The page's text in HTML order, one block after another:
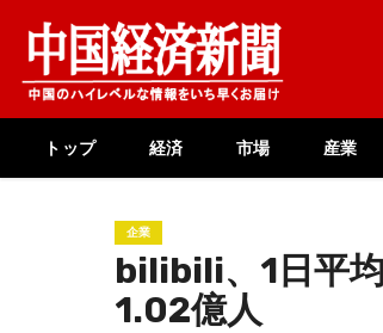
content
トップ 経済 市場 産業
企業
bilibili、1日平
1.02億人